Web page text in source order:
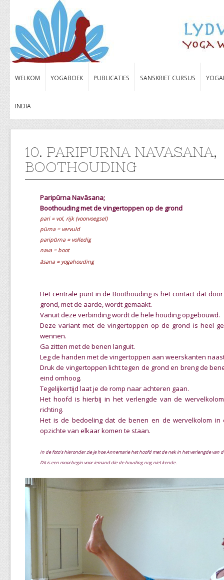
WELKOM YOGABOEK PUBLICATIES SANSKRIET CURSUS
INDIA
10. PARIPURNA NAVASANA,
BOOTHOUDING
ParipūrnaNavāsana;
Boothouding met de vingertoppen op de grond
pari = vol, rijk (voorvoegsel)
pūrna = vervuld
paripūrna = volledig
nava = boot
āsana = yogahouding
Het centrale punt in de Boothouding is het contact dat
grond, met de aarde, wordt gemaakt.
Vanuit deze verbinding wordt de hele houding opgebouwd.
Deze variant met de vingertoppen op de grond is heel
wennen.
Ga zitten met de benen languit.
Leg de handen met de vingertoppen aan weerskanten
Druk de vingertoppen licht tegen de grond en breng de
eind omhoog.
Tegelijkertijd laat je de romp naar achteren gaan.
Het hoofd is hierbij in het verlengde van de
richting.
Het is de bedoeling dat de benen en de wervelkolom
opzichte van elkaar komen te staan.
In de foto’s hieronder zie je hoe Annemarie het hoofd met de nek in het verlengde van
Dit is een mooi begin voor iemand die de houding nog niet kende.